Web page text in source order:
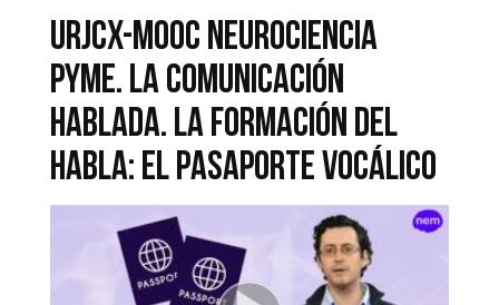
URJCX-MOOC NEUROCIENCIA
PYME. LA COMUNICACIÓN
HABLADA. LA FORMACIÓN DEL
HABLA: EL PASAPORTE VOCÁLICO